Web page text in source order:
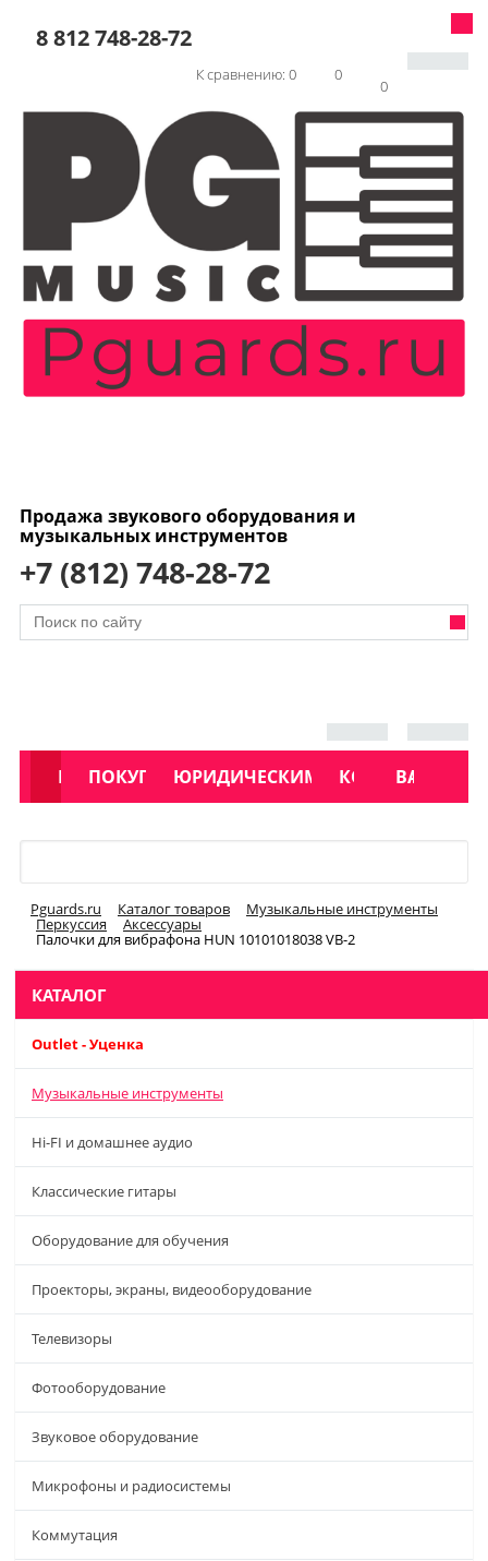
8 812 748-28-72
0
0
К сравнению: 0
Продажа звукового оборудования и
музыкальных инструментов
+7 (812) 748-28-72
АКЦИИ
КАТАЛОГ
ПОКУПАТЕЛЯМЮРИДИЧЕСКИМ ЛИЦАМКОНТАКТЫ
УСЛУГИ
Pguards.ru Каталог товаров Музыкальные инструменты
Перкуссия Аксессуары
Палочки для вибрафона HUN 10101018038 VB-2
КАТАЛОГ
Outlet - Уценка
Музыкальные инструменты
Hi-FI и домашнее аудио
Классические гитары
Оборудование для обучения
Проекторы, экраны, видеооборудование
Телевизоры
Фотооборудование
Звуковое оборудование
Микрофоны и радиосистемы
Коммутация